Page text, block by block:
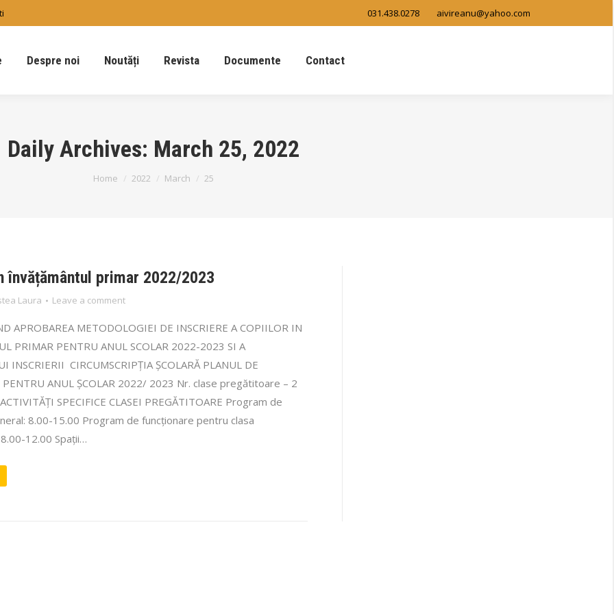
031.438.0278 aivireanu@yahoo.com
Despre noi Noutăți Revista Documente Contact
Daily Archives: March 25, 2022
You are here:
Home 2022 March 25
învățământul primar 2022/2023
Laura Leave a comment
APROBAREA METODOLOGIEI DE INSCRIERE A COPIILOR IN
PRIMAR PENTRU ANUL SCOLAR 2022-2023 SI A
INSCRIERII CIRCUMSCRIPȚIA ȘCOLARĂ PLANUL DE
PENTRU ANUL ȘCOLAR 2022/ 2023 Nr. clase pregătitoare – 2
SPECIFICE CLASEI PREGĂTITOARE Program de
8.00-15.00 Program de funcționare pentru clasa
12.00 Spații…